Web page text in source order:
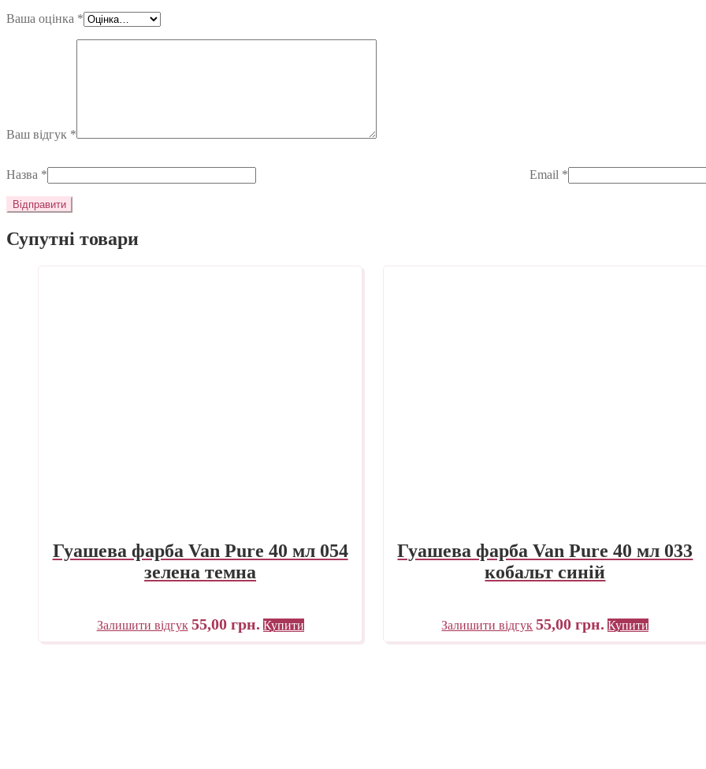
Ваша оцінка *
Ваш відгук *
Назва * Email *
Супутні товари
Гуашева фарба Van Pure 40 мл 054
зелена темна
Залишити відгук 55,00 грн. Купити
Гуашева фарба Van Pure 40 мл 033
кобальт синій
Залишити відгук 55,00грн. Купити